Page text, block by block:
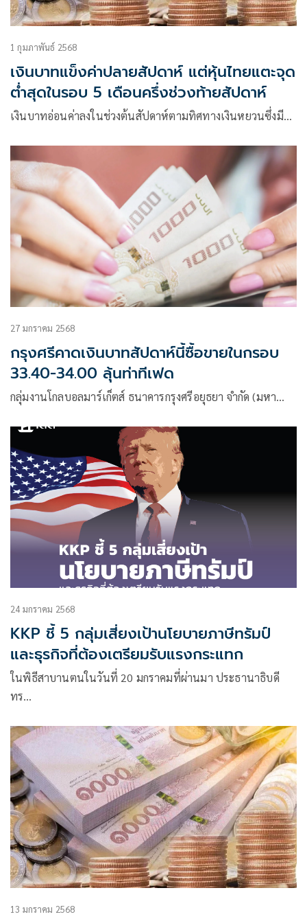
1 กุมภาพันธ์ 2568
เงินบาทแข็งค่าปลายสัปดาห์ แต่หุ้นไทยแตะจุด
ต่ำสุดในรอบ 5 เดือนครึ่งช่วงท้ายสัปดาห์
เงินบาทอ่อนค่าลงในช่วงต้นสัปดาห์ตามทิศทางเงินหยวนซึ่งมี…
27 มกราคม 2568
กรุงศรีคาดเงินบาทสัปดาห์นี้ซื้อขายในกรอบ
33.40-34.00 ลุ้นท่าทีเฟด
กลุ่มงานโกลบอลมาร์เก็ตส์ ธนาคารกรุงศรีอยุธยา จำกัด (มหา…
24 มกราคม 2568
KKP ชี้ 5 กลุ่มเสี่ยงเป้านโยบายภาษีทรัมป์
และธุรกิจที่ต้องเตรียมรับแรงกระแทก
ในพิธีสาบานตนในวันที่ 20 มกราคมที่ผ่านมา ประธานาธิบดี
ทร…
13 มกราคม 2568